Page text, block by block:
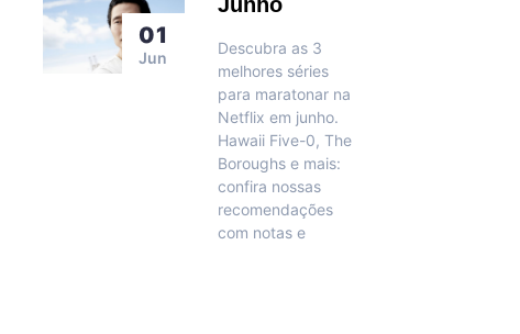
01
Jun
Junho
Descubra as 3
melhores séries
para maratonar na
Netflix em junho.
Hawaii Five-0, The
Boroughs e mais:
confira nossas
recomendações
com notas e